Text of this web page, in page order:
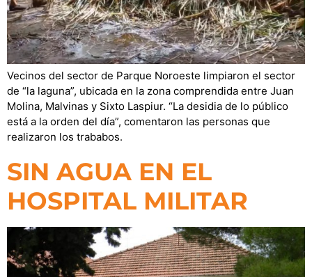
Vecinos del sector de Parque Noroeste limpiaron el sector
de “la laguna”, ubicada en la zona comprendida entre Juan
Molina, Malvinas y Sixto Laspiur. “La desidia de lo público
está a la orden del día”, comentaron las personas que
realizaron los trababos.
SIN AGUA EN EL
HOSPITAL MILITAR